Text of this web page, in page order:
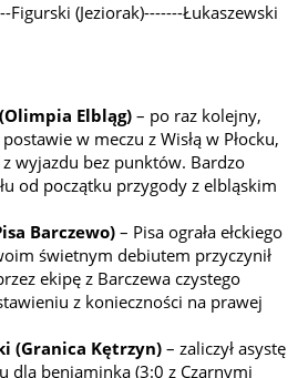
Figurski (Jeziorak)-------Łukaszewski
Elbląg) – po raz kolejny,
w meczu z Wisłą w Płocku,
wyjazdu bez punktów. Bardzo
od początku przygody z elbląskim
Barczewo) – Pisa ograła ełckiego
świetnym debiutem przyczynił
ekipę z Barczewa czystego
z konieczności na prawej
(Granica Kętrzyn) – zaliczył asystę
dla beniaminka (3:0 z Czarnymi